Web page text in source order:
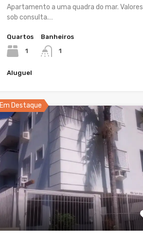
Apartamento a uma quadra do mar. Valores
sob consulta.…
Quartos
1
Banheiros
1
Aluguel
Em Destaque